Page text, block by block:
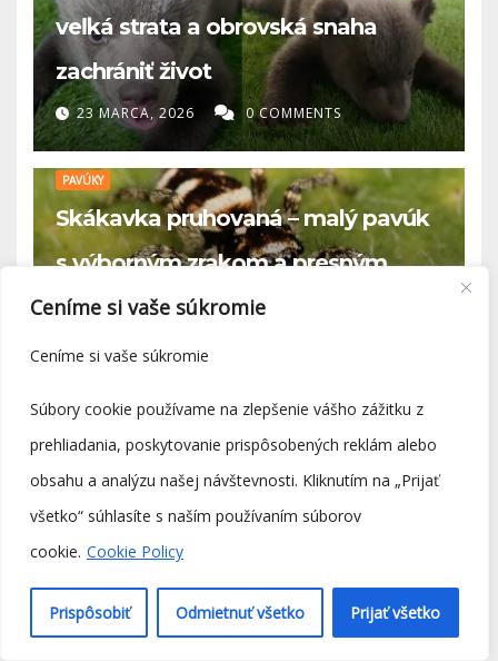
Ceníme si vaše súkromie
Ceníme si vaše súkromie
Súbory cookie používame na zlepšenie vášho zážitku z
prehliadania, poskytovanie prispôsobených reklám alebo
obsahu a analýzu našej návštevnosti. Kliknutím na „Prijať
všetko“ súhlasíte s naším používaním súborov
cookie. Cookie Policy
Prispôsobiť Odmietnuť všetko Prijať všetko
veľká strata a obrovská snaha
zachrániť život
23 MARCA, 2026 0 COMMENTS
PAVÚKY
Skákavka pruhovaná – malý pavúk
s výborným zrakom a presným
skokom
23 MARCA, 2026
PAVÚKY
Skákajúce pavúčiky – malé,
inteligentné a prekvapivo
„roztomilé“ pavúky
23 MARCA, 2026 0 COMMENTS